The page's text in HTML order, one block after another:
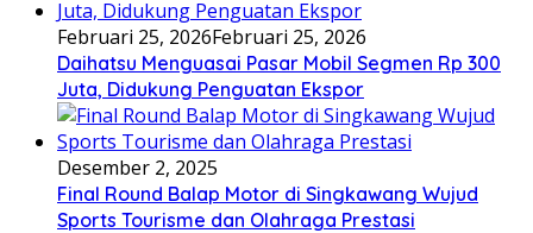
Februari 25, 2026Februari 25, 2026
Daihatsu Menguasai Pasar Mobil Segmen Rp 300
Juta, Didukung Penguatan Ekspor
Desember 2, 2025
Final Round Balap Motor di Singkawang Wujud
Sports Tourisme dan Olahraga Prestasi